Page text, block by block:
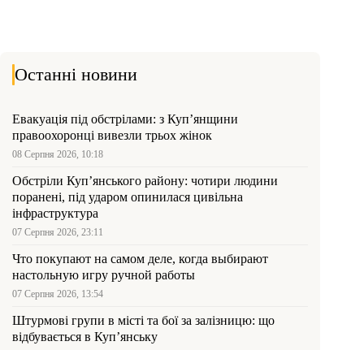
Останні новини
Евакуація під обстрілами: з Куп’янщини
правоохоронці вивезли трьох жінок
08 Серпня 2026, 10:18
Обстріли Куп’янського району: чотири людини
поранені, під ударом опинилася цивільна
інфраструктура
07 Серпня 2026, 23:11
Что покупают на самом деле, когда выбирают
настольную игру ручной работы
07 Серпня 2026, 13:54
Штурмові групи в місті та бої за залізницю: що
відбувається в Куп’янську